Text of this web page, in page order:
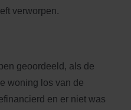
verworpen.
geoordeeld, als de
woning los van de
en er niet was